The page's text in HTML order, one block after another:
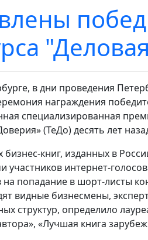
в дни проведения
награждения
специализированная
(ТеДо) десять лет
книг, изданных в
участников интернет-
на попадание в шорт-листы
видные бизнесмены,
структур, определило
«Лучшая книга